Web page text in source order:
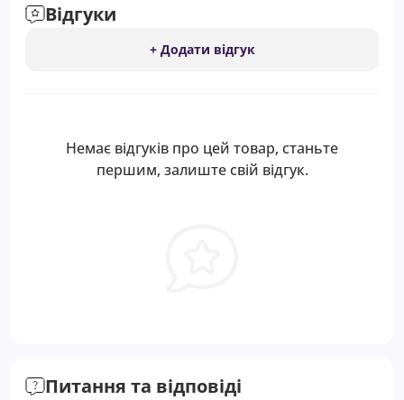
Відгуки
+ Додати відгук
Немає відгуків про цей товар, станьте
першим, залиште свій відгук.
Питання та відповіді